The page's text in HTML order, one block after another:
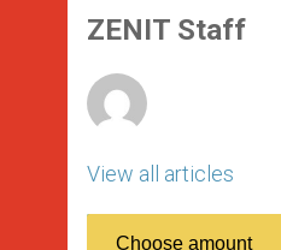
p
p
g
e
o
k
ZENIT Staff
View all articles